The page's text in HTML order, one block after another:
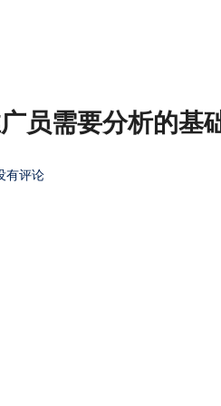
员需要分析的基
有评论